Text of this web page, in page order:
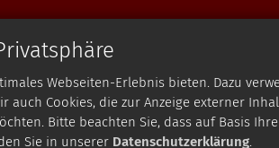
Webseiten-Erlebnis bieten. Dazu
auch Cookies, die zur Anzeige externer
Bitte beachten Sie, dass auf Basis
Sie in unserer Datenschutzerklärung.